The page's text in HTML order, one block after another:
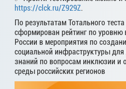
https://clck.ru/Z929Z.
По результатам Тотального
сформирован рейтинг по уровню
России в мероприятия по
социальной инфраструктуры
знаний по вопросам инклюзии и
среды российских регионов